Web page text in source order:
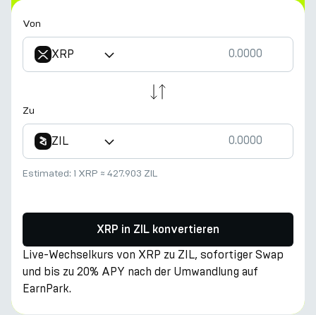
Von
XRP
Zu
ZIL
Estimated: 1 XRP ≈ 427.903 ZIL
XRP in ZIL konvertieren
Live-Wechselkurs von XRP zu ZIL, sofortiger Swap
und bis zu 20% APY nach der Umwandlung auf
EarnPark.